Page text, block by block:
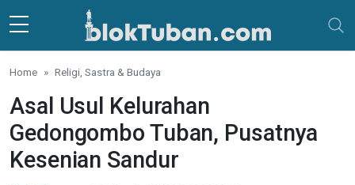
Skip to main content
Home Religi, Sastra & Budaya
Asal Usul Kelurahan
Gedongombo Tuban, Pusatnya
Kesenian Sandur